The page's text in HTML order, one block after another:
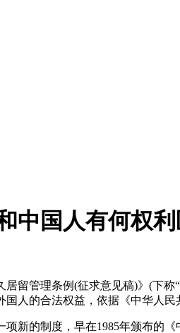
中国人有何权利
留管理条例(征求意见稿)》(下
人的合法权益，依据《中华人民
新的制度，早在1985年颁布的